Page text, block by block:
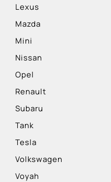
Lexus
Mazda
Mini
Nissan
Opel
Renault
Subaru
Tank
Tesla
Volkswagen
Voyah